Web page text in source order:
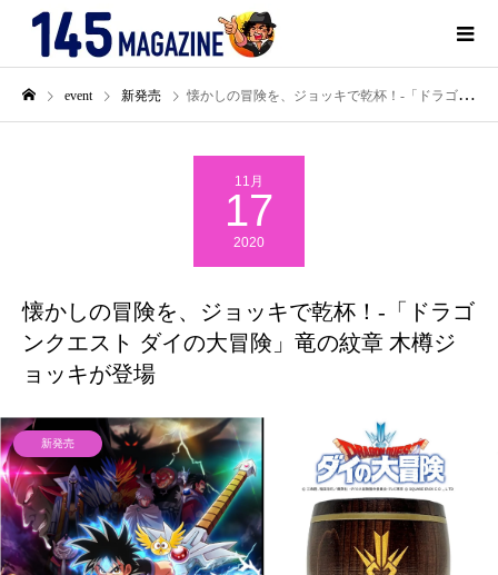
event 新発売 懐かしの冒険を、ジョッキで乾杯！-「ドラゴンクエスト ダイの大冒険」竜の紋章 木樽ジョッキが登場
11月
17
2020
懐かしの冒険を、ジョッキで乾杯！-「ドラゴ
ンクエスト ダイの大冒険」竜の紋章 木樽ジ
ョッキが登場
新発売